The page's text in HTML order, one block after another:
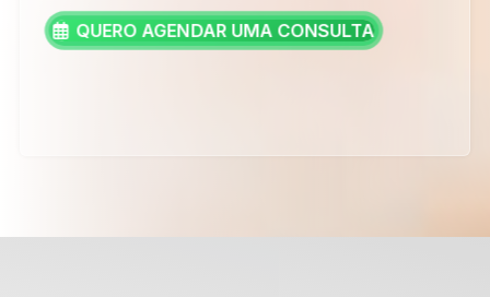
QUERO AGENDAR UMA CONSULTA